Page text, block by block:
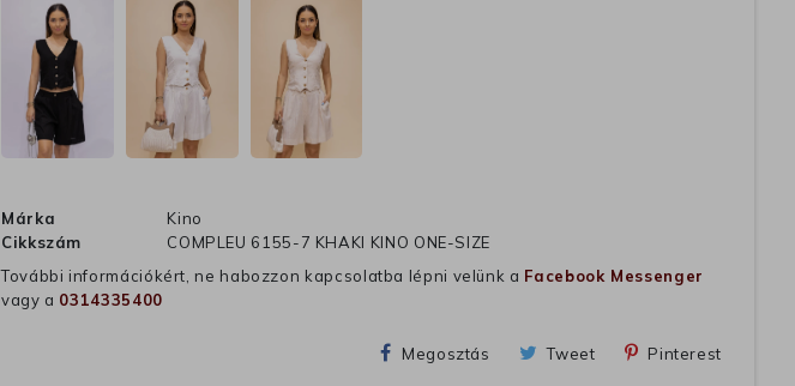
Márka
Kino
Cikkszám
COMPLEU 6155-7 KHAKI KINO ONE-SIZE
További információkért, ne habozzon kapcsolatba lépni velünk a Facebook Messenger
vagy a 0314335400
Megosztás Tweet Pinterest